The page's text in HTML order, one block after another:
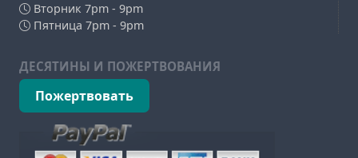
Вторник 7pm - 9pm
Пятница 7pm - 9pm
ДЕСЯТИНЫ И ПОЖЕРТВОВАНИЯ
Пожертвовать